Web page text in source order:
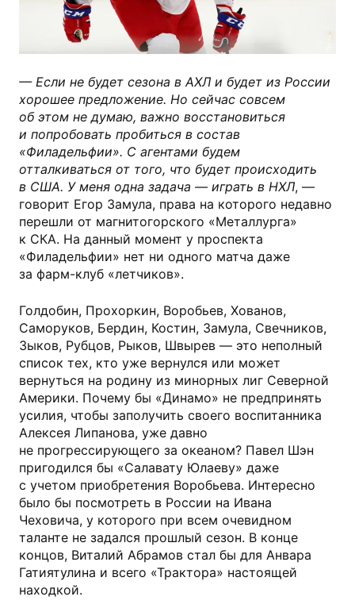
— Если не будет сезона в АХЛ и будет из России
хорошее предложение. Но сейчас совсем
об этом не думаю, важно восстановиться
и попробовать пробиться в состав
«Филадельфии». С агентами будем
отталкиваться от того, что будет происходить
в США. У меня одна задача — играть в НХЛ, —
говорит Егор Замула, права на которого недавно
перешли от магнитогорского «Металлурга»
к СКА. На данный момент у проспекта
«Филадельфии» нет ни одного матча даже
за фарм-клуб «летчиков».
Голдобин, Прохоркин, Воробьев, Хованов,
Саморуков, Бердин, Костин, Замула, Свечников,
Зыков, Рубцов, Рыков, Швырев — это неполный
список тех, кто уже вернулся или может
вернуться на родину из минорных лиг Северной
Америки. Почему бы «Динамо» не предпринять
усилия, чтобы заполучить своего воспитанника
Алексея Липанова, уже давно
не прогрессирующего за океаном? Павел Шэн
пригодился бы «Салавату Юлаеву» даже
с учетом приобретения Воробьева. Интересно
было бы посмотреть в России на Ивана
Чеховича, у которого при всем очевидном
таланте не задался прошлый сезон. В конце
концов, Виталий Абрамов стал бы для Анвара
Гатиятулина и всего «Трактора» настоящей
находкой.